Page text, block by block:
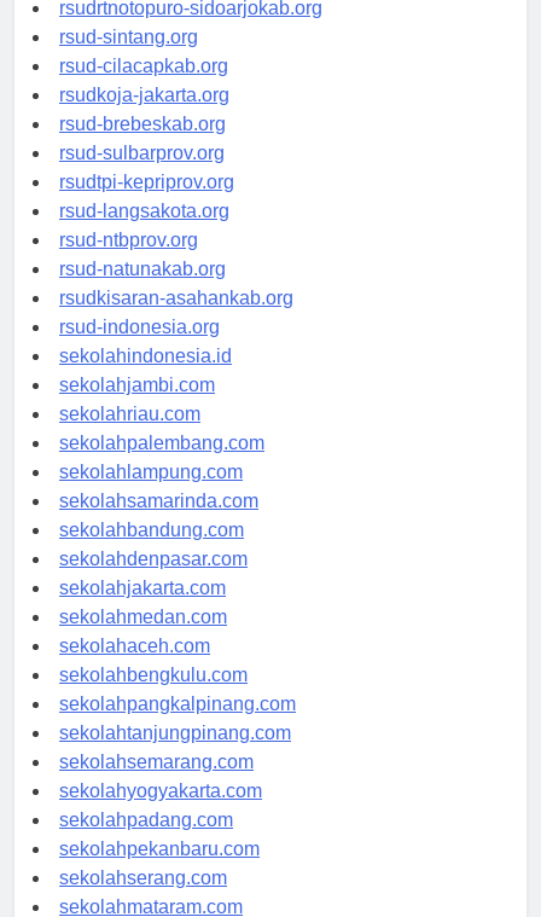
rsudrtnotopuro-sidoarjokab.org
rsud-sintang.org
rsud-cilacapkab.org
rsudkoja-jakarta.org
rsud-brebeskab.org
rsud-sulbarprov.org
rsudtpi-kepriprov.org
rsud-langsakota.org
rsud-ntbprov.org
rsud-natunakab.org
rsudkisaran-asahankab.org
rsud-indonesia.org
sekolahindonesia.id
sekolahjambi.com
sekolahriau.com
sekolahpalembang.com
sekolahlampung.com
sekolahsamarinda.com
sekolahbandung.com
sekolahdenpasar.com
sekolahjakarta.com
sekolahmedan.com
sekolahaceh.com
sekolahbengkulu.com
sekolahpangkalpinang.com
sekolahtanjungpinang.com
sekolahsemarang.com
sekolahyogyakarta.com
sekolahpadang.com
sekolahpekanbaru.com
sekolahserang.com